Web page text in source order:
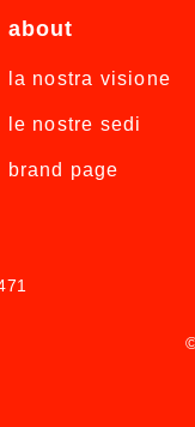
about
la nostra visione
le nostre sedi
brand page